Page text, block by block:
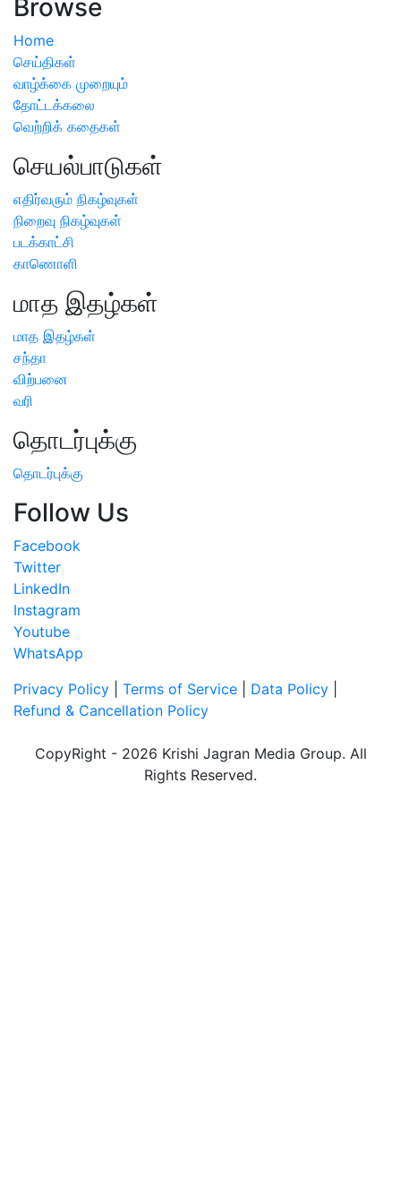
Browse
Home
செய்திகள்
வாழ்க்கை முறையும்
தோட்டக்கலை
வெற்றிக் கதைகள்
செயல்பாடுகள்
எதிர்வரும் நிகழ்வுகள்
நிறைவு நிகழ்வுகள்
படக்காட்சி
காணொளி
மாத இதழ்கள்
மாத இதழ்கள்
சந்தா
விற்பனை
வரி
தொடர்புக்கு
தொடர்புக்கு
Follow Us
Facebook
Twitter
LinkedIn
Instagram
Youtube
WhatsApp
Privacy Policy
Terms of Service Data Policy
Refund & Cancellation Policy
CopyRight - 2026 Krishi Jagran Media Group. All
Rights Reserved.